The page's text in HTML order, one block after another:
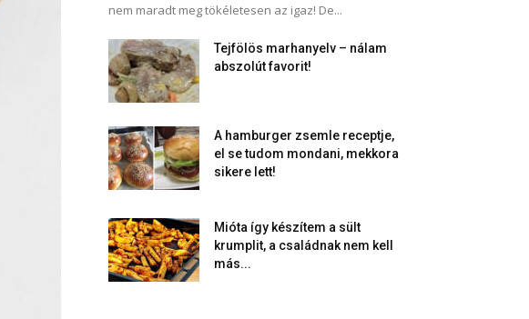
nem maradt meg tökéletesen az igaz! De...
Tejfölös marhanyelv – nálam
abszolút favorit!
A hamburger zsemle receptje,
el se tudom mondani, mekkora
sikere lett!
Mióta így készítem a sült
krumplit, a családnak nem kell
más...